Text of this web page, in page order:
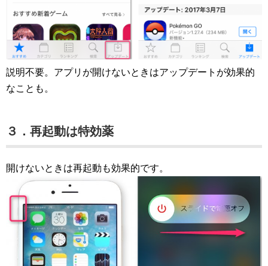
説明不要。アプリが開けないときはアップデートが効果的
なことも。
３．再起動は特効薬
開けないときは再起動も効果的です。